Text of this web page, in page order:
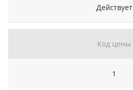
Действует
Код цены
1